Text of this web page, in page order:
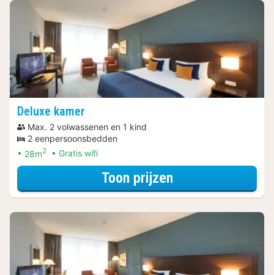
Deluxe kamer
Max. 2 volwassenen en 1 kind
2 eenpersoonsbedden
28m2 Gratis wifi
Toon prijzenvoor Deluxe